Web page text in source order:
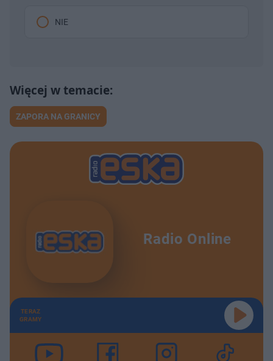
NIE
ZAPORA NA GRANICY
Radio Online
TERAZ
GRAMY